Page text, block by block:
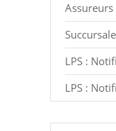
LPS :
LPS :